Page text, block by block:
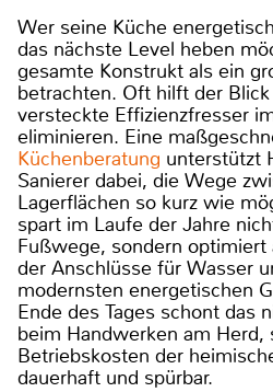
Wer seine Küche
das nächste Level heben
gesamte Konstrukt als ein
betrachten. Oft hilft der
versteckte Effizienzfresser
eliminieren. Eine
Küchenberatung unterstützt
Sanierer dabei, die Wege
Lagerflächen so kurz wie
spart im Laufe der Jahre
Fußwege, sondern optimiert
der Anschlüsse für Wasser
modernsten energetischen
Ende des Tages schont das
beim Handwerken am Herd,
Betriebskosten der
dauerhaft und spürbar.